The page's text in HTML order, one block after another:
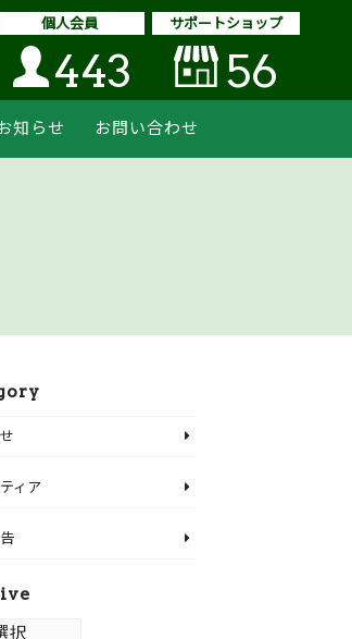
個人会員
443
サポートショップ
56
知らせ お問い合わせ
ィア